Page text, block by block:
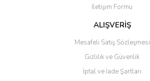
Ürün fiyatı diğer sitelerden daha pahalı.
Bu ürüne benzer farklı alternatifler olmalı.
İletişim Formu
ALIŞVERİŞ
Mesafeli Satış Sözleşmesi
Gizlilik ve Güvenlik
İptal ve İade Şartları